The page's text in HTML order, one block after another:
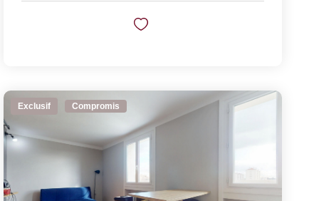
Exclusif Compromis